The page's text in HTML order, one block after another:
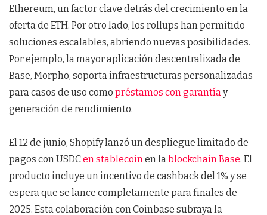
Ethereum, un factor clave detrás del crecimiento en la
oferta de ETH. Por otro lado, los rollups han permitido
soluciones escalables, abriendo nuevas posibilidades.
Por ejemplo, la mayor aplicación descentralizada de
Base, Morpho, soporta infraestructuras personalizadas
para casos de uso como préstamos con garantíay
generación de rendimiento.
El 12 de junio, Shopify lanzó un despliegue limitado de
pagos con USDCen stablecoinen lablockchain Base. El
producto incluye un incentivo de cashback del 1% y se
espera que se lance completamente para finales de
2025. Esta colaboración con Coinbase subraya la